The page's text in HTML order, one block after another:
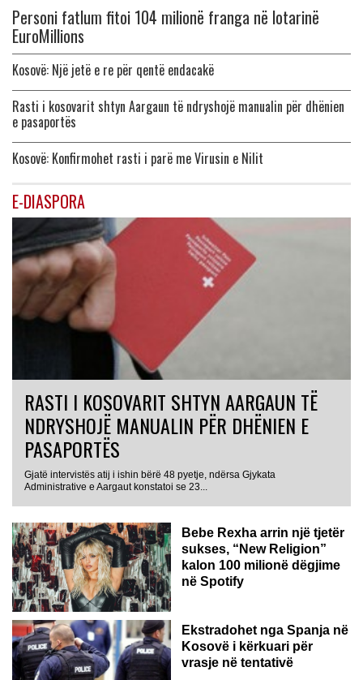
Personi fatlum fitoi 104 milionë franga në lotarinë
EuroMillions
Kosovë: Një jetë e re për qentë endacakë
Rasti i kosovarit shtyn Aargaun të ndryshojë manualin për dhënien
e pasaportës
Kosovë: Konfirmohet rasti i parë me Virusin e Nilit
E-DIASPORA
RASTI I KOSOVARIT SHTYN AARGAUN TË
NDRYSHOJË MANUALIN PËR DHËNIEN E
PASAPORTËS
Gjatë intervistës atij i ishin bërë 48 pyetje, ndërsa Gjykata
Administrative e Aargaut konstatoi se 23...
Bebe Rexha arrin një tjetër
sukses, “New Religion”
kalon 100 milionë dëgjime
në Spotify
Ekstradohet nga Spanja në
Kosovë i kërkuari për
vrasje në tentativë